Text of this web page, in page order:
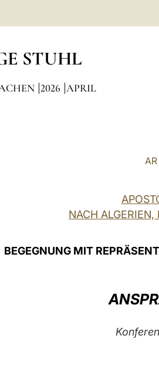
STUHL
2026 APRIL
AR
NACH
BEGEGNUNG MIT